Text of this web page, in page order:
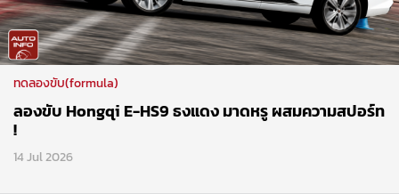
ทดลองขับ(formula)
ลองขับ Hongqi E-HS9 ธงแดง มาดหรู ผสมความสปอร์ท
!
14 Jul 2026